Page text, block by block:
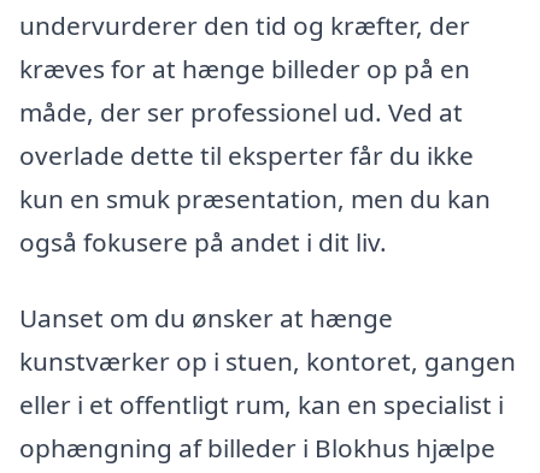
undervurderer den tid og kræfter, der
kræves for at hænge billeder op på en
måde, der ser professionel ud. Ved at
overlade dette til eksperter får du ikke
kun en smuk præsentation, men du kan
også fokusere på andet i dit liv.
Uanset om du ønsker at hænge
kunstværker op i stuen, kontoret, gangen
eller i et offentligt rum, kan en specialist i
ophængning af billeder i Blokhus hjælpe